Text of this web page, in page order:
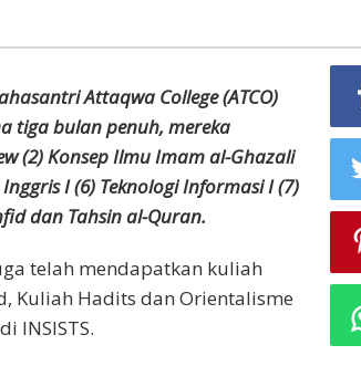
Attaqwa College (ATCO)
tiga bulan penuh, mereka
(2) Konsep Ilmu Imam al-Ghazali
I (6) Teknologi Informasi I (7)
dan Tahsin al-Quran.
telah mendapatkan kuliah
Kuliah Hadits dan Orientalisme
INSISTS.